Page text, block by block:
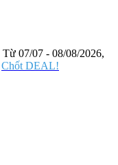
Từ 07/07 - 08/08/2026,
Chốt DEAL!